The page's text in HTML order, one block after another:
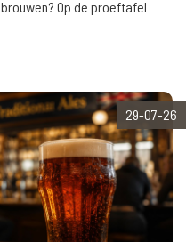
Op de proeftafel
29-07-26